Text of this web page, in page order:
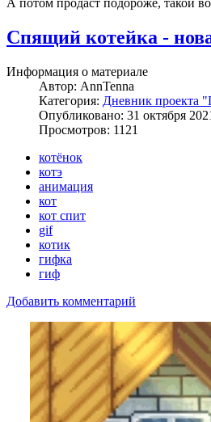
Спящий котейка -
Информация о материале
Автор: AnnTenna
Категория: Дневник проекта
Опубликовано: 31 октября
Просмотров: 1121
котёнок
котэ
анимация
кот
кот спит
gif
котик
гифка
гиф
Добавить комментарий